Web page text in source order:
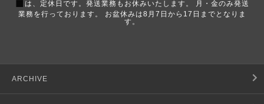
は、定休日です。発送業務もお休みいたします。 月・金のみ発送
業務を行っております。 お盆休みは8月7日から17日までとなりま
す。
ARCHIVE